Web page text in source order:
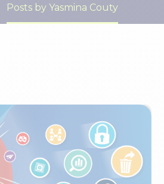
Posts by Yasmina Couty